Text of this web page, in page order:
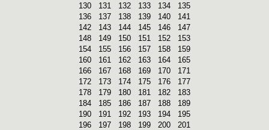
130
131 132 133 134
135
136
137 138 139 140
141
142
143 144 145 146
147
148
149 150 151 152
153
154
155 156 157 158
159
160
161 162 163 164
165
166
167 168 169 170
171
172
173 174 175 176
177
178
179 180 181 182
183
184
185 186 187 188
189
190
191 192 193 194
195
196
197 198 199 200
201